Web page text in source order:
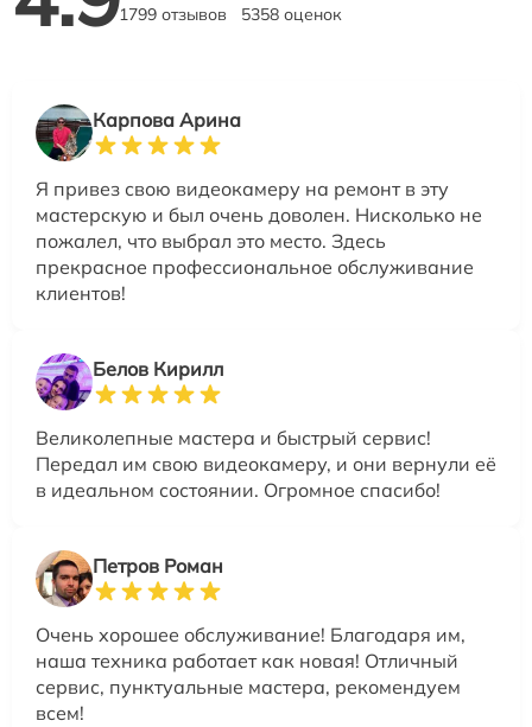
1799 отзывов 5358 оценок
Карпова Арина
Я привез свою видеокамеру на ремонт в эту
мастерскую и был очень доволен. Нисколько не
пожалел, что выбрал это место. Здесь
прекрасное профессиональное обслуживание
клиентов!
Белов Кирилл
Великолепные мастера и быстрый сервис!
Передал им свою видеокамеру, и они вернули её
в идеальном состоянии. Огромное спасибо!
Петров Роман
Очень хорошее обслуживание! Благодаря им,
наша техника работает как новая! Отличный
сервис, пунктуальные мастера, рекомендуем
всем!